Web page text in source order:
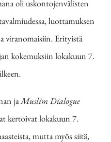
oli uskontojenvälisten
luottamuksen
viranomaisiin. Erityistä
kokemuksiin lokakuun 7.
jaMuslim Dialogue
kertoivat lokakuun 7.
mutta myös siitä,